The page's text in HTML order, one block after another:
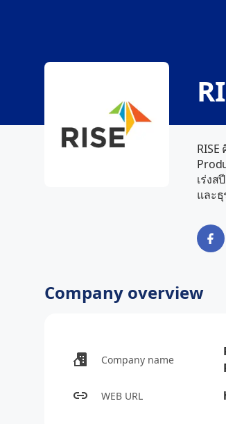
เร่ง
และ
Company overview
Company name
WEB URL